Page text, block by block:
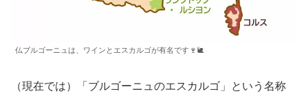
仏ブルゴーニュは、ワインとエスカルゴが有名です🍷🐌
（現在では）「ブルゴーニュのエスカルゴ」という名称